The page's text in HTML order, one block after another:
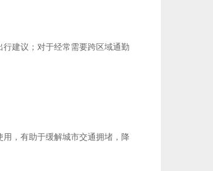
建议；对于经常需要跨区域通勤
，有助于缓解城市交通拥堵，降